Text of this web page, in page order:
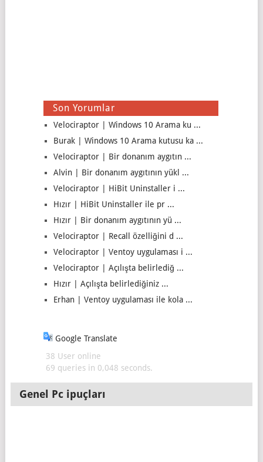
Son Yorumlar
Velociraptor | Windows 10 Arama ku ...
Burak | Windows 10 Arama kutusu ka ...
Velociraptor | Bir donanım aygıtın ...
Alvin | Bir donanım aygıtının yükl ...
Velociraptor | HiBit Uninstaller i ...
Hızır | HiBit Uninstaller ile pr ...
Hızır | Bir donanım aygıtının yü ...
Velociraptor | Recall özelliğini d ...
Velociraptor | Ventoy uygulaması i ...
Velociraptor | Açılışta belirlediğ ...
Hızır | Açılışta belirlediğiniz ...
Erhan | Ventoy uygulaması ile kola ...
Google Translate
38 User online
69 queries in 0,048 seconds.
Genel Pc ipuçları